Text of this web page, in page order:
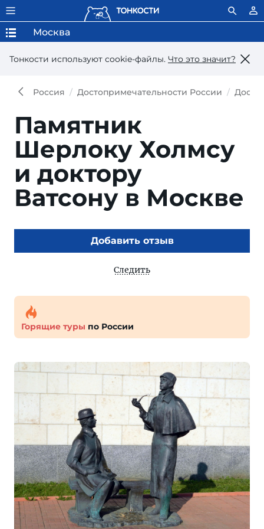
Тонкости используют сookie-файлы. Что это значит?
Москва
Россия Достопримечательности России
Памятник
Шерлоку Холмсу
и доктору
Ватсону в Москве
Добавить отзыв
Следить
Горящие туры по России